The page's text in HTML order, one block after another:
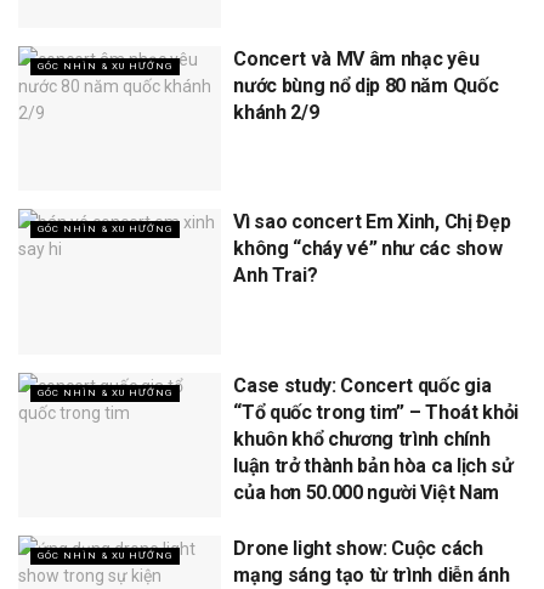
GÓC NHÌN & XU HƯỚNG
Concert và MV âm nhạc yêu
nước bùng nổ dịp 80 năm Quốc
khánh 2/9
GÓC NHÌN & XU HƯỚNG
Vì sao concert Em Xinh, Chị Đẹp
không “cháy vé” như các show
Anh Trai?
GÓC NHÌN & XU HƯỚNG
Case study: Concert quốc gia
“Tổ quốc trong tim” – Thoát khỏi
khuôn khổ chương trình chính
luận trở thành bản hòa ca lịch sử
của hơn 50.000 người Việt Nam
GÓC NHÌN & XU HƯỚNG
Drone light show: Cuộc cách
mạng sáng tạo từ trình diễn ánh